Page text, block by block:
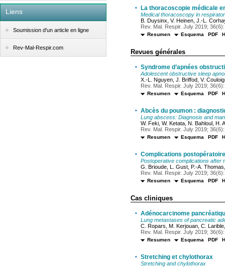
Liens
Soumission d'un article en ligne
Rev-Mal-Respir.com
· La thoracoscopie médicale
Medical thoracoscopy in
B. Duysinx, V. Heinen, J.-L.
Rev. Mal. Respir. July 2019;
Resumen Esquema PDF
Revues générales
· Syndrome d’apnées
Adolescent obstructive sleep
X.-L. Nguyen, J. Briffod, V.
Rev. Mal. Respir. July 2019;
Resumen Esquema PDF
· Abcès du poumon :
Lung abscess: Diagnosis and
W. Feki, W. Ketata, N. Bahloul, H.
Rev. Mal. Respir. July 2019;
Resumen Esquema PDF
· Complications
Postoperative complications after
G. Brioude, L. Gust, P.-A.
Rev. Mal. Respir. July 2019;
Resumen Esquema PDF
Cas cliniques
· Adénocarcinome
Lung metastases of pancreatic
C. Ropars, M. Kerjouan, C.
Rev. Mal. Respir. July 2019;
Resumen Esquema PDF
· Stretching et chylothorax
Stretching and chylothorax